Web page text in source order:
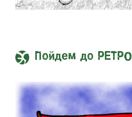
Пойдем до РЕТРО